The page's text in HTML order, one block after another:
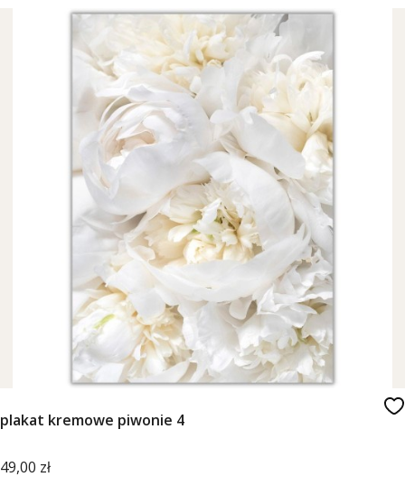
plakat kremowe piwonie 4
Cena
49,00 zł